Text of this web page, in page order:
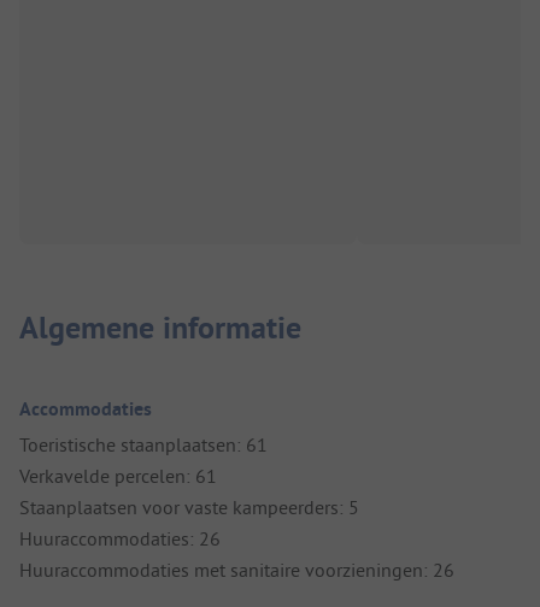
Algemene informatie
Accommodaties
Toeristische staanplaatsen: 61
Verkavelde percelen: 61
Staanplaatsen voor vaste kampeerders: 5
Huuraccommodaties: 26
Huuraccommodaties met sanitaire voorzieningen: 26